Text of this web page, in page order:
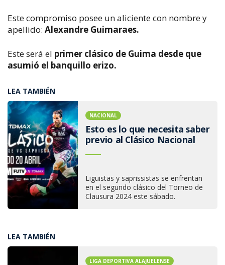
Este compromiso posee un aliciente con nombre y
apellido: Alexandre Guimaraes.
Este será el primer clásico de Guima desde que
asumió el banquillo erizo.
LEA TAMBIÉN
NACIONAL
Esto es lo que necesita saber
previo al Clásico Nacional
Liguistas y saprissistas se enfrentan
en el segundo clásico del Torneo de
Clausura 2024 este sábado.
LEA TAMBIÉN
LIGA DEPORTIVA ALAJUELENSE